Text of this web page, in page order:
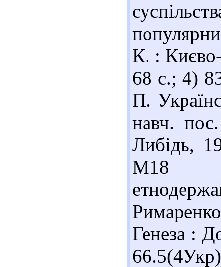
К. :
68 с.; 4)
П.
навч.
Либідь,
М18
Генеза :